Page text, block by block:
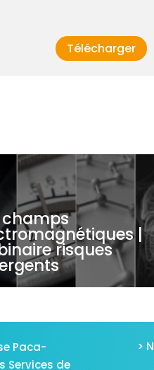
Télécharger
champs
|
risques
Paca-
Services de
>